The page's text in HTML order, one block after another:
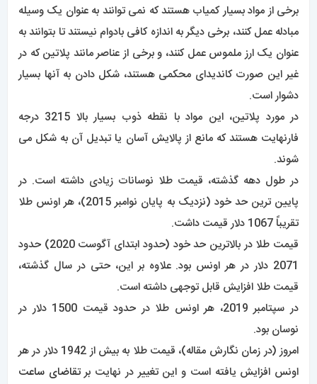
برخی از مواد بسیار کمیاب هستند که نمی توانند به عنوان یک وسیله
مبادله عمل کنند، برخی دیگر به اندازه کافی بادوام نیستند تا بتوانند به
عنوان یک ارز ملموس عمل کنند، و برخی از عناصر مانند پلاتین که در
غیر این صورت کاندیدای محکمی هستند، شکل دادن به آنها بسیار
دشوار است.
در مورد پلاتین، این مواد با نقطه ذوب بسیار بالا 3215 درجه
فارنهایت هستند که مانع از پالایش آسان یا تبدیل آن به شکل می
شوند.
در طول دهه گذشته، قیمت طلا نوسانات زیادی داشته است. در
پایین ترین حد خود (نزدیک به پایان نوامبر 2015)، هر اونس طلا
تقریباً 1067 دلار قیمت داشت.
قیمت طلا در بالاترین حد خود (حدود ابتدای آگوست 2020) حدود
2071 دلار در هر اونس بود. علاوه بر این، حتی در سال گذشته،
قیمت طلا افزایش قابل توجهی داشته است.
در سپتامبر 2019، هر اونس طلا در حدود قیمت 1500 دلار در
نوسان بود.
امروز (در زمان نگارش مقاله)، قیمت طلا به بیش از 1942 دلار در هر
اونس افزایش یافته است و این تغییر در نهایت برتقاضای ساعت